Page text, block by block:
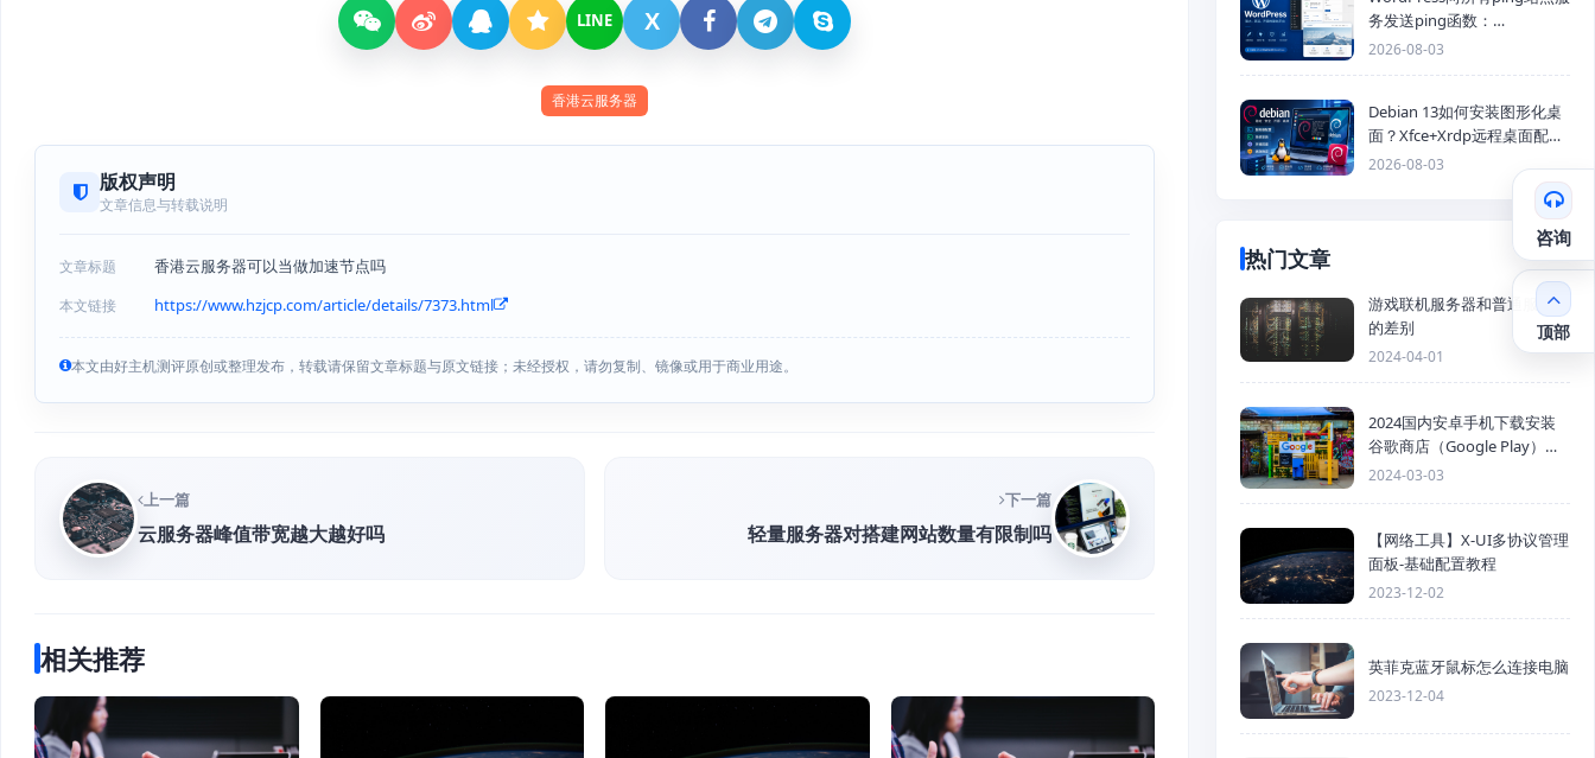
LINE X
香港云服务器
版权声明
文章信息与转载说明
文章标题 香港云服务器可以当做加速节点吗
本文链接 https://www.hzjcp.com/article/details/7373.html
本文由好主机测评原创或整理发布，转载请保留文章标题与原文链接；未经授权，请勿复制、镜像或用于商业用途。
上一篇
云服务器峰值带宽越大越好吗
下一篇
轻量服务器对搭建网站数量有限制吗
相关推荐
务发送ping函数：
generic_ping
2026-08-03
Debian 13如何安装图形化桌
面？Xfce+Xrdp远程桌面配置
教程
2026-08-03
热门文章
游戏联机服务器和普通服务器
的差别
2024-04-01
2024国内安卓手机下载安装
谷歌商店（Google Play）详
细步骤
2024-03-03
【网络工具】X-UI多协议管理
面板-基础配置教程
2023-12-02
英菲克蓝牙鼠标怎么连接电脑
2023-12-04
咨询
顶部